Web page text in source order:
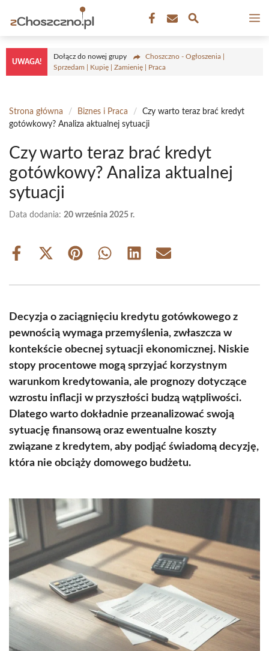
treści
UWAGA!
Dołącz do nowej grupy
Choszczno - Ogłoszenia |
Sprzedam | Kupię | Zamienię | Praca
Strona główna / Biznes i Praca /
Czy warto teraz brać kredyt
gotówkowy? Analiza aktualnej sytuacji
Czy warto teraz brać kredyt
gotówkowy? Analiza aktualnej
sytuacji
Data dodania: 20 września 2025 r.
Share
Share
(Twitter)
Share Share Share Share
Decyzja o zaciągnięciu kredytu gotówkowego z
pewnością wymaga przemyślenia, zwłaszcza w
kontekście obecnej sytuacji ekonomicznej. Niskie
stopy procentowe mogą sprzyjać korzystnym
warunkom kredytowania, ale prognozy dotyczące
wzrostu inflacji w przyszłości budzą wątpliwości.
Dlatego warto dokładnie przeanalizować swoją
sytuację finansową oraz ewentualne koszty
związane z kredytem, aby podjąć świadomą decyzję,
która nie obciąży domowego budżetu.